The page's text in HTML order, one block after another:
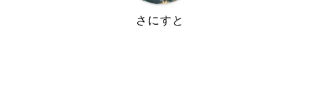
さにすと